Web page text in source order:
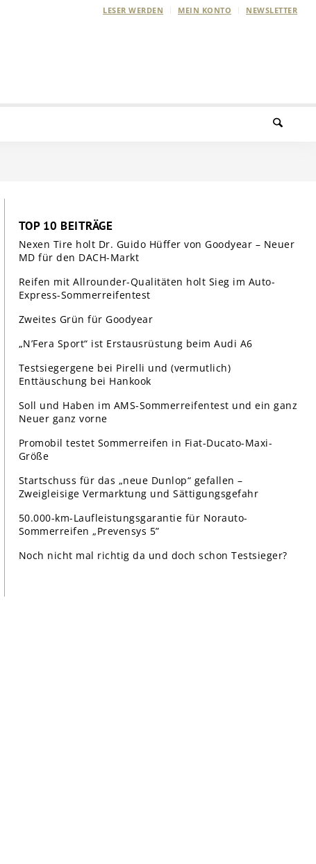
LESER WERDEN MEIN KONTO NEWSLETTER
TOP 10 BEITRÄGE
Nexen Tire holt Dr. Guido Hüffer von Goodyear – Neuer
MD für den DACH-Markt
Reifen mit Allrounder-Qualitäten holt Sieg im Auto-
Express-Sommerreifentest
Zweites Grün für Goodyear
„N’Fera Sport“ ist Erstausrüstung beim Audi A6
Testsiegergene bei Pirelli und (vermutlich)
Enttäuschung bei Hankook
Soll und Haben im AMS-Sommerreifentest und ein ganz
Neuer ganz vorne
Promobil testet Sommerreifen in Fiat-Ducato-Maxi-
Größe
Startschuss für das „neue Dunlop“ gefallen –
Zweigleisige Vermarktung und Sättigungsgefahr
50.000-km-Laufleistungsgarantie für Norauto-
Sommerreifen „Prevensys 5”
Noch nicht mal richtig da und doch schon Testsieger?